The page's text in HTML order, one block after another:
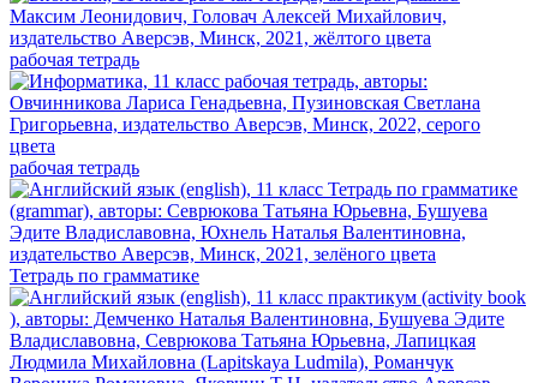
рабочая тетрадь
рабочая тетрадь
Тетрадь по грамматике